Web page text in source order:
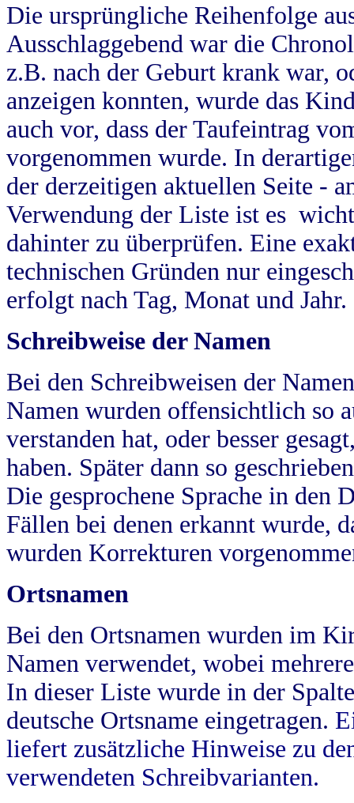
Die ursprüngliche Reihenfolge
Ausschlaggebend war die
z.B. nach der Geburt krank war,
anzeigen konnten, wurde das
auch vor, dass der Taufeintrag
vorgenommen wurde. In
der derzeitigen aktuellen Seite -
Verwendung der Liste ist es
dahinter zu überprüfen. Eine
technischen Gründen nur
erfolgt nach Tag, Monat und Jahr.
Schreibweise der Namen
Bei den Schreibweisen der
Namen wurden offensichtlich so
verstanden hat, oder besser
haben. Später dann so
Die gesprochene Sprache in
Fällen bei denen erkannt wurde,
wurden Korrekturen
Ortsnamen
Bei den Ortsnamen wurden im
Namen verwendet, wobei
In dieser Liste wurde in der
deutsche Ortsname eingetragen.
liefert zusätzliche Hinweise zu
verwendeten Schreibvarianten.